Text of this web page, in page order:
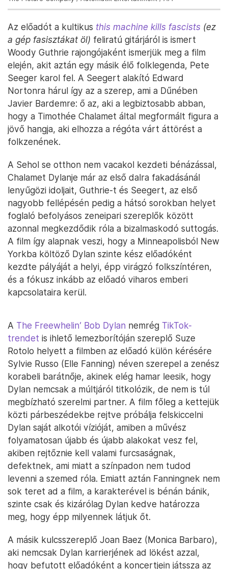
Az előadót a kultikus this machine kills fascists (ez
a gép fasisztákat öl) feliratú gitárjáról is ismert
Woody Guthrie rajongójaként ismerjük meg a film
elején, akit aztán egy másik élő folklegenda, Pete
Seeger karol fel. A Seegert alakító Edward
Nortonra hárul így az a szerep, ami a Dűnében
Javier Bardemre: ő az, aki a legbiztosabb abban,
hogy a Timothée Chalamet által megformált figura a
jövő hangja, aki elhozza a régóta várt áttörést a
folkzenének.
A Sehol se otthon nem vacakol kezdeti bénázással,
Chalamet Dylanje már az első dalra fakadásánál
lenyűgözi idoljait, Guthrie-t és Seegert, az első
nagyobb fellépésén pedig a hátsó sorokban helyet
foglaló befolyásos zeneipari szereplők között
azonnal megkezdődik róla a bizalmaskodó suttogás.
A film így alapnak veszi, hogy a Minneapolisból New
Yorkba költöző Dylan szinte kész előadóként
kezdte pályáját a helyi, épp virágzó folkszíntéren,
és a fókusz inkább az előadó viharos emberi
kapcsolataira kerül.
A The Freewhelin’ Bob Dylan nemrég TikTok-
trendet is ihlető lemezborítóján szereplő Suze
Rotolo helyett a filmben az előadó külön kérésére
Sylvie Russo (Elle Fanning) néven szerepel a zenész
korabeli barátnője, akinek elég hamar leesik, hogy
Dylan nemcsak a múltjáról titkolózik, de nem is túl
megbízható szerelmi partner. A film főleg a kettejük
közti párbeszédekbe rejtve próbálja felskiccelni
Dylan saját alkotói vízióját, amiben a művész
folyamatosan újabb és újabb alakokat vesz fel,
akiben rejtőznie kell valami furcsaságnak,
defektnek, ami miatt a színpadon nem tudod
levenni a szemed róla. Emiatt aztán Fanningnek nem
sok teret ad a film, a karakterével is bénán bánik,
szinte csak és kizárólag Dylan kedve határozza
meg, hogy épp milyennek látjuk őt.
A másik kulcsszereplő Joan Baez (Monica Barbaro),
aki nemcsak Dylan karrierjének ad lökést azzal,
hogy befutott előadóként a koncertjein játssza az